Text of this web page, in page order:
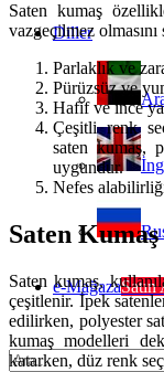
Diller
e-MağazaSatın
Saten kumaş
vazgeçilmez olmasını
Parlaklık ve
Pürüzsüz ve
Hafif ve ince
Çeşitli renk
saten kumaş,
uygundur.
Nefes alabilirliği
Saten
Saten kumaş,
çeşitlenir. İpek
edilirken, polyester
kumaş modelleri
katarken, düz renk